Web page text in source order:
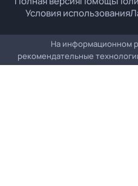
Условия использования
На информационном
рекомендательные